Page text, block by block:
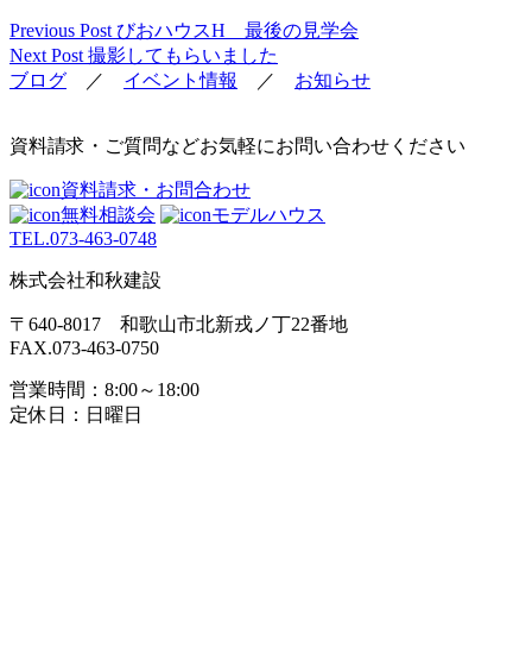
Previous PostびおハウスH 最後の見学会
Next Post撮影してもらいました
ブログ ／ イベント情報 ／ お知らせ
資料請求・ご質問などお気軽にお問い合わせください
資料請求・お問合わせ
無料相談会
モデルハウス
TEL.073-463-0748
株式会社和秋建設
〒640-8017 和歌山市北新戎ノ丁22番地
FAX.073-463-0750
営業時間：8:00～18:00
定休日：日曜日